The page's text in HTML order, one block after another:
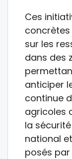
Ces
sur les
dans des
anticiper
continue
agricoles
la
national
posés